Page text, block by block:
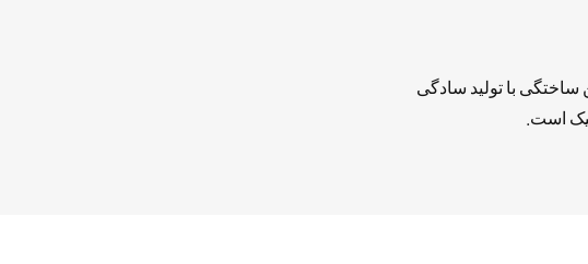
ساختگی با تولید سادگی
است.